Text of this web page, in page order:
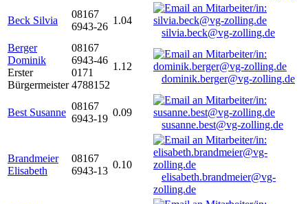
Beck Silvia
08167
6943-26
1.04
silvia.beck@vg-zolling.de
Berger
Dominik
Erster
Bürgermeister
08167
6943-46
0171
4788152
1.12
dominik.berger@vg-zolling.de
Best Susanne
08167
6943-19
0.09
susanne.best@vg-zolling.de
Brandmeier
Elisabeth
08167
6943-13
0.10
elisabeth.brandmeier@vg-
zolling.de